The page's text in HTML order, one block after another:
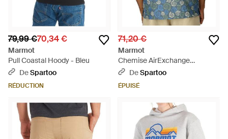
79,99 €70,34 €
Marmot
Pull Coastal Hoody - Bleu
DeSpartoo
RÉDUCTION
71,20 €
Marmot
Chemise AirExchange
SolarShield Camp Novelty SS
Shirt - Bleu
DeSpartoo
ÉPUISÉ